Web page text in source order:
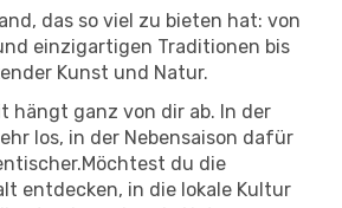
das so viel zu bieten hat: von
einzigartigen Traditionen bis
Kunst und Natur.
hängt ganz von dir ab. In der
los, in der Nebensaison dafür
du die
entdecken, in die lokale Kultur